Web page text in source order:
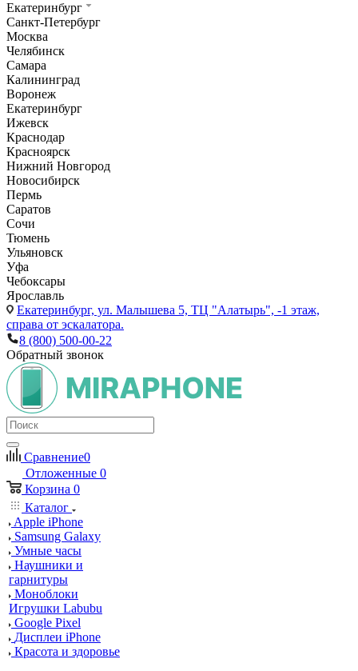
Екатеринбург
Санкт-Петербург
Москва
Челябинск
Самара
Калининград
Воронеж
Екатеринбург
Ижевск
Краснодар
Красноярск
Нижний Новгород
Новосибирск
Пермь
Саратов
Сочи
Тюмень
Ульяновск
Уфа
Чебоксары
Ярославль
Екатеринбург, ул. Малышева 5, ТЦ "Алатырь", -1 этаж,
справа от эскалатора.
8 (800) 500-00-22
Обратный звонок
Сравнение0
Отложенные 0
Корзина 0
Каталог
Apple iPhone
Samsung Galaxy
Умные часы
Наушники и
гарнитуры
Моноблоки
Игрушки Labubu
Google Pixel
Дисплеи iPhone
Красота и здоровье